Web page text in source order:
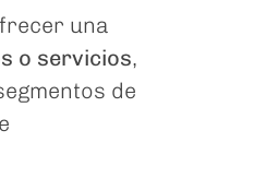
una
o servicios,
de